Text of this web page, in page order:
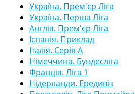
Україна. Прем'єр Ліга
Україна. Перша Ліга
Англія. Прем'єр Ліга
Іспанія. Приклад
Італія. Серія А
Німеччина. Бундесліга
Франція. Ліга 1
Нідерланди. Ередивіз